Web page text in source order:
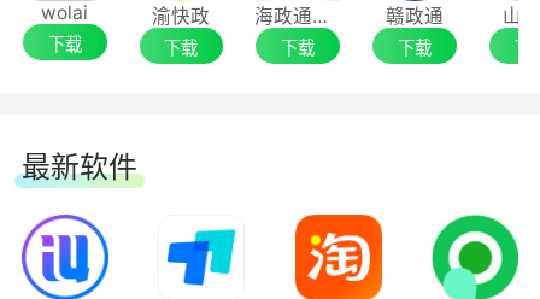
按时间排序和名称排序时，文件和文件夹混
排;
在后)。
wolai
下载
渝快政
下载
海政通信创版
下载
赣政通
下载
山
下
最新软件